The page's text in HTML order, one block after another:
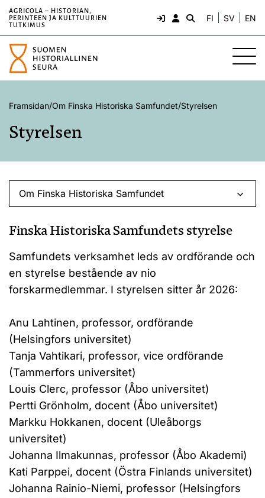
AGRICOLA – HISTORIAN,
PERINTEEN JA KULTTUURIEN
TUTKIMUS
FI SV EN
Framsidan/Om Finska Historiska Samfundet/Styrelsen
Styrelsen
Om Finska Historiska Samfundet
Finska Historiska Samfundets styrelse
Samfundets verksamhet leds av ordförande och
en styrelse bestående av nio
forskarmedlemmar. I styrelsen sitter år 2026:
Anu Lahtinen, professor, ordförande
(Helsingfors universitet)
Tanja Vahtikari, professor, vice ordförande
(Tammerfors universitet)
Louis Clerc, professor (Åbo universitet)
Pertti Grönholm, docent (Åbo universitet)
Markku Hokkanen, docent (Uleåborgs
universitet)
Johanna Ilmakunnas, professor (Åbo Akademi)
Kati Parppei, docent (Östra Finlands universitet)
Johanna Rainio-Niemi, professor (Helsingfors